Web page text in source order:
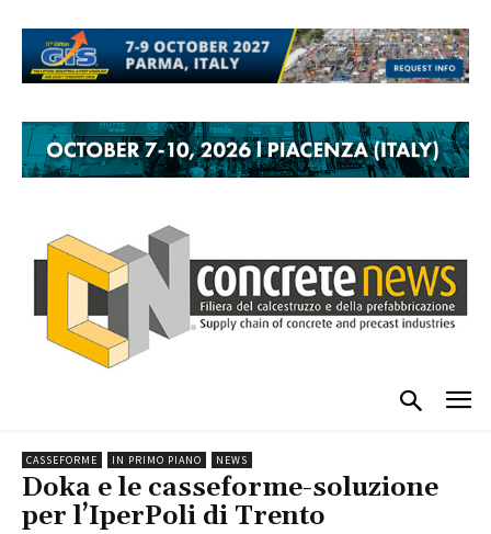
CASSEFORME IN PRIMO PIANO NEWS
Doka e le casseforme-soluzione
per l’IperPoli di Trento